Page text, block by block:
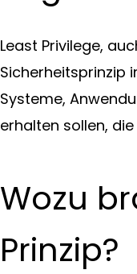
Least Privilege,
Sicherheitsprinzip
Systeme,
erhalten sollen,
Wozu
Prinzip?